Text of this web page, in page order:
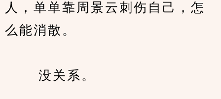
人，单单靠周景云刺伤自己，怎
么能消散。
没关系。